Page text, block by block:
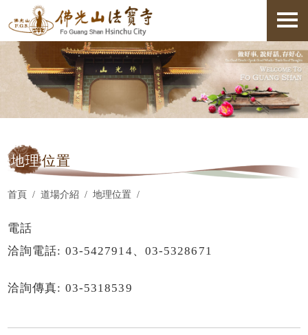
地理位置
首頁 道場介紹 地理位置
電話
洽詢電話: 03-5427914、03-5328671
洽詢傳真: 03-5318539